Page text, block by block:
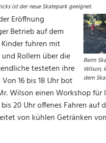
ist der neue Skatepark geeignet.
Beim
Wilson,
dem
Eröffnung
Betrieb auf dem
fuhren mit
Rollern über die
testeten ihre
16 bis 18 Uhr bot
Wilson einen Workshop für
20 Uhr offenes Fahren auf
von kühlen Getränken